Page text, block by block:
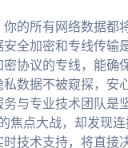
的所有网络数据都
全加密和专线传输
协议的专线，能确
数据不被窥探，安
与专业技术团队是
焦点大战，却发现
时技术支持，将直接